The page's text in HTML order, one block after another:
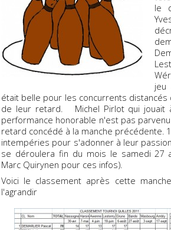
le
jeu
était belle pour les concurrents
de leur retard. Michel Pirlot qui jouait
performance honorable n'est pas
retard concédé à la manche précédente.
intempéries pour s'adonner à leur
se déroulera fin du mois le samedi 27
Marc Quirynen pour ces infos).
Voici le classement après cette
l'agrandir